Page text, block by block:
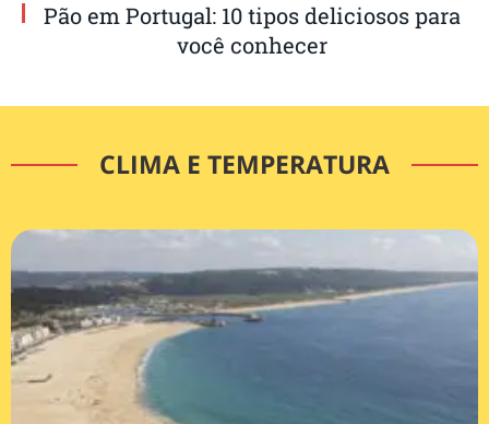
Pão em Portugal: 10 tipos deliciosos para
você conhecer
CLIMA E TEMPERATURA